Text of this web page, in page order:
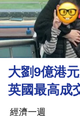
資
樓
市
理
財
商
大劉9億港
英國最高成
經濟一週